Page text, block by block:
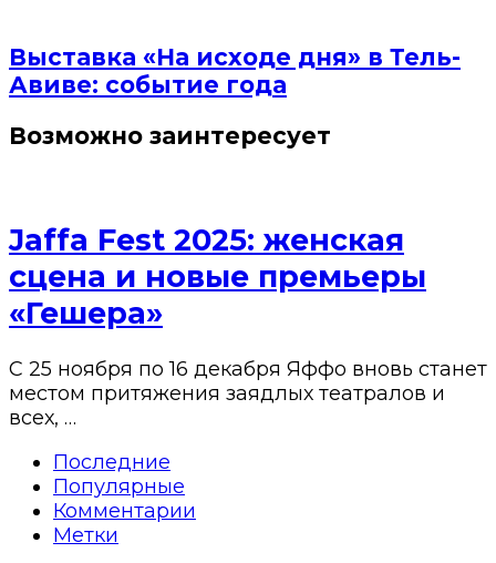
Выставка «На исходе дня» в Тель-
Авиве: событие года
Возможно заинтересует
Jaffa Fest 2025: женская
сцена и новые премьеры
«Гешера»
С 25 ноября по 16 декабря Яффо вновь станет
местом притяжения заядлых театралов и
всех, …
Последние
Популярные
Комментарии
Метки